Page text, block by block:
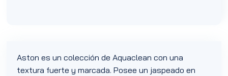
Aston es un colección de Aquaclean con una
textura fuerte y marcada. Posee un jaspeado en